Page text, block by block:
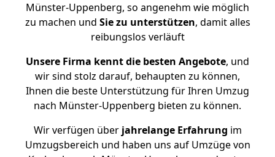
Münster-Uppenberg, so angenehm wie möglich
zu machen und Sie zu unterstützen, damit alles
reibungslos verläuft
Unsere Firma kennt die besten Angebote, und
wir sind stolz darauf, behaupten zu können,
Ihnen die beste Unterstützung für Ihren Umzug
nach Münster-Uppenberg bieten zu können.
Wir verfügen überjahrelange Erfahrung im
Umzugsbereich und haben uns auf Umzüge von